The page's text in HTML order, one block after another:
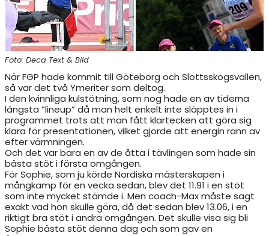
RESULTAT & STATISTIK
NIU BORÅS
MÅNADENS FRIIDROTTARE
Foto: Deca Text & Bild
När FGP hade kommit till Göteborg och Slottsskogsvallen,
så var det två Ymeriter som deltog.
I den kvinnliga kulstötning, som nog hade en av tiderna
längsta ”lineup” då man helt enkelt inte släpptes in i
programmet trots att man fått klartecken att göra sig
klara för presentationen, vilket gjorde att energin rann av
efter värmningen.
Och det var bara en av de åtta i tävlingen som hade sin
bästa stöt i första omgången.
För Sophie, som ju körde Nordiska mästerskapen i
mångkamp för en vecka sedan, blev det 11.91 i en stöt
som inte mycket stämde i. Men coach-Max måste sagt
exakt vad hon skulle göra, då det sedan blev 13.06, i en
riktigt bra stöt i andra omgången. Det skulle visa sig bli
Sophie bästa stöt denna dag och som gav en